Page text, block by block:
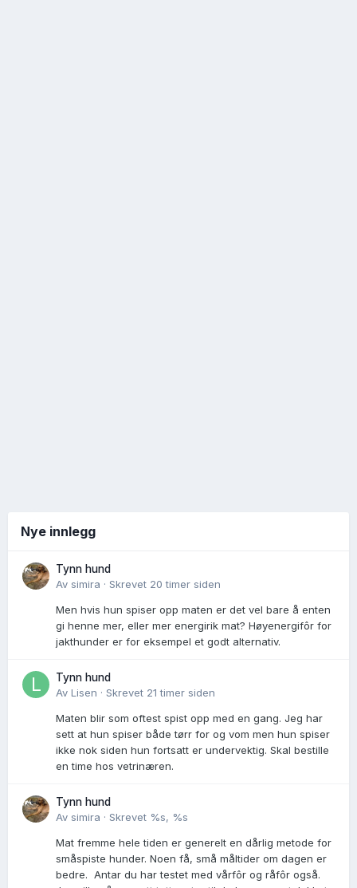
Nye innlegg
Tynn hund
Av simira · Skrevet 20 timer siden
Men hvis hun spiser opp maten er det vel bare å enten
gi henne mer, eller mer energirik mat? Høyenergifôr for
jakthunder er for eksempel et godt alternativ.
Tynn hund
Av Lisen · Skrevet 21 timer siden
Maten blir som oftest spist opp med en gang. Jeg har
sett at hun spiser både tørr for og vom men hun spiser
ikke nok siden hun fortsatt er undervektig. Skal bestille
en time hos vetrinæren.
Tynn hund
Av simira · Skrevet %s, %s
Mat fremme hele tiden er generelt en dårlig metode for
småspiste hunder. Noen få, små måltider om dagen er
bedre. Antar du har testet med vårfôr og råfôr også.